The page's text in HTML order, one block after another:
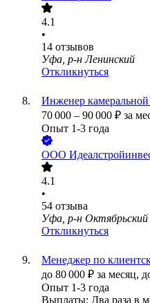
4.1
•
14 отзывов
Уфа, р-н Ленинский
Откликнуться
Инженер
70 000 – 90 000 ₽ за
Опыт 1-3 года
ООО
4.1
•
54 отзыва
Уфа, р-н Октябрьский
Откликнуться
Менеджер по
до 80 000 ₽ за месяц,
Опыт 1-3 года
Выплаты: Два раза в